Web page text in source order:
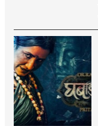
रेड कार्पेट लूक